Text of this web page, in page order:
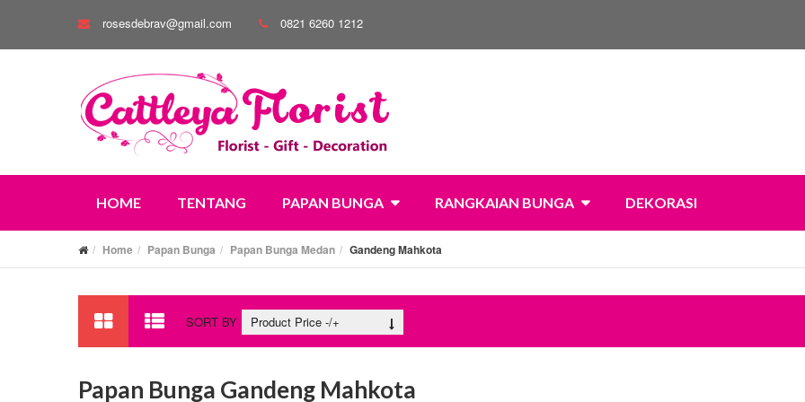
rosesdebrav@gmail.com 0821 6260 1212
HOME TENTANG PAPAN BUNGA RANGKAIAN BUNGA DEKORASI
Home Papan Bunga Papan Bunga Medan Gandeng Mahkota
SORT BY Product Price -/+
Papan Bunga Gandeng Mahkota